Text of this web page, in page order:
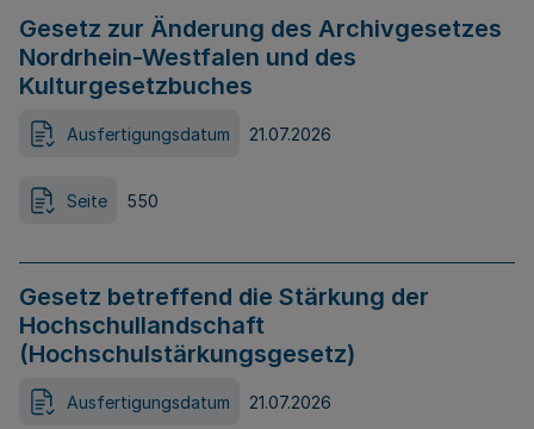
Gesetz zur Änderung des Archivgesetzes
Nordrhein-Westfalen und des
Kulturgesetzbuches
Ausfertigungsdatum 21.07.2026
Seite 550
Gesetz betreffend die Stärkung der
Hochschullandschaft
(Hochschulstärkungsgesetz)
Ausfertigungsdatum 21.07.2026